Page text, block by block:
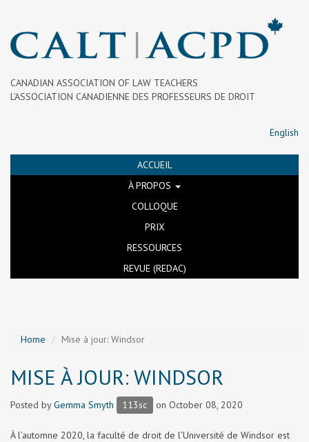
CANADIAN ASSOCIATION OF LAW TEACHERS
L’ASSOCIATION CANADIENNE DES PROFESSEURS DE DROIT
English
ACCUEIL
À PROPOS
COLLOQUE
PRIX
RESSOURCES
REVUE (REDAC)
Home Mise à jour: Windsor
MISE À JOUR: WINDSOR
Posted byGemma Smyth 113sc on October 08, 2020
À l’automne 2020, la faculté de droit de l’Université de Windsor est